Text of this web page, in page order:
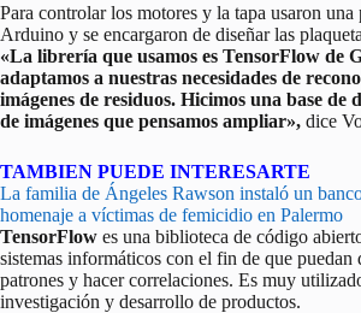
Para controlar los motores y la tapa usaron una
Arduino y se encargaron de diseñar las
«La librería que usamos es TensorFlow de
adaptamos a nuestras necesidades de
imágenes de residuos. Hicimos una base de
de imágenes que pensamos ampliar», dice
TAMBIEN PUEDE INTERESARTE
La familia de Ángeles Rawson instaló un
homenaje a víctimas de femicidio en Palermo
TensorFlow es una biblioteca de código
sistemas informáticos con el fin de que puedan
patrones y hacer correlaciones. Es muy
investigación y desarrollo de productos.